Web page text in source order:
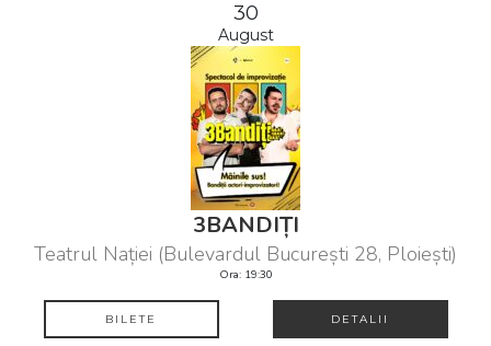
30
August
3BANDIȚI
Teatrul Nației (Bulevardul București 28, Ploiești)
Ora: 19:30
BILETE DETALII